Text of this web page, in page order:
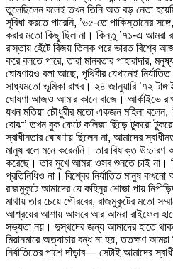
তুলেছিলেন বলেই তখন তিনি অত বড় নেতা
সুবিধা করতে পারেনি, ’৬৫-তে পাকিস্তানের
করার মতো কিছু ছিল না। কিন্তু ’৭১-এ আমরা
রাস্তায় হেঁটে বিজয় তিলক পরে ভারত বিশ্বে
করে বলতে পারে, তারা মানবতার পাহারাদার,
ঘোষণায়ও বলা আছে, পৃথিবীর যেখানেই
সাধ্যমতো ভূমিকা রাখব। ২৪ জানুয়ারি ’৭২
ঘোষণা আজও আমার কানে বাজে। আর্কাইভে
যখন মতিয়া চৌধুরীর মতো একজন মহিলা বলেন,
বোঝা’ তখন বুক ফেটে কলিজা ছিঁড়ে টুকরো
স্বাধীনতার ঘোষণায় ছিলেন না, আমাদের
মানুষ বলে মনে করেননি। তার বিষাক্ত উচ্চারণ
করেছে। তার মুখে আমরা ওসব শুনতে চাই না।
প্রতিনিধিও না। বিশ্বের নির্যাতিত মানুষ কখনো
রাজমুকুটে আমাদের যে কহিনুর শোভা পায়
মাথায় তার চেয়ে গৌরবের, রাজমুকুটের মতো
আশ্রয়ের আশায় আসবে আর আমরা রাইফেল
সভ্যতা নয়। দুস্থদের জন্য আমাদের হাতে
মিয়ানমারে অত্যাচার বন্ধ না হয়, ততক্ষণ আমরা
নির্যাতিতের পাশে দাঁড়াব— সেটাই আমাদের